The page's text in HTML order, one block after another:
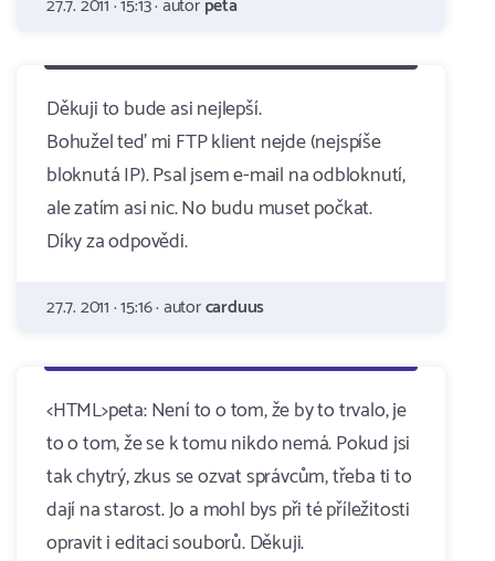
27.7. 2011 · 15:13 · autorpeta
Děkuji to bude asi nejlepší.
Bohužel teď mi FTP klient nejde (nejspíše
bloknutá IP). Psal jsem e-mail na odbloknutí,
ale zatím asi nic. No budu muset počkat.
Díky za odpovědi.
27.7. 2011 · 15:16 · autorcarduus
<HTML>peta: Není to o tom, že by to trvalo, je
to o tom, že se k tomu nikdo nemá. Pokud jsi
tak chytrý, zkus se ozvat správcům, třeba ti to
dají na starost. Jo a mohl bys při té příležitosti
opravit i editaci souborů. Děkuji.